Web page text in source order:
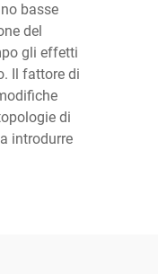
basse
del
gli effetti
Il fattore di
di
introdurre